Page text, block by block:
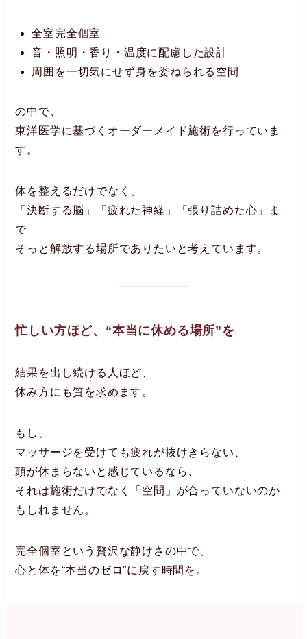
全室完全個室
音・照明・香り・温度に配慮した設計
周囲を一切気にせず身を委ねられる空間
の中で、
東洋医学に基づくオーダーメイド施術を行っていま
す。
体を整えるだけでなく、
「決断する脳」「疲れた神経」「張り詰めた心」ま
で
そっと解放する場所でありたいと考えています。
忙しい方ほど、“本当に休める場所”を
結果を出し続ける人ほど、
休み方にも質を求めます。
もし、
マッサージを受けても疲れが抜けきらない、
頭が休まらないと感じているなら、
それは施術だけでなく「空間」が合っていないのか
もしれません。
完全個室という贅沢な静けさの中で、
心と体を“本当のゼロ”に戻す時間を。